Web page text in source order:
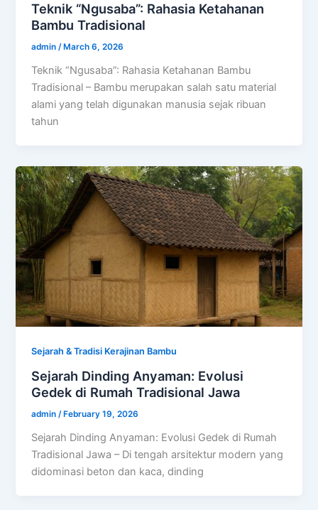
Teknik “Ngusaba”: Rahasia Ketahanan
Bambu Tradisional
admin/ March 6, 2026
Teknik “Ngusaba”: Rahasia Ketahanan Bambu
Tradisional – Bambu merupakan salah satu material
alami yang telah digunakan manusia sejak ribuan
tahun
Sejarah & Tradisi Kerajinan Bambu
Sejarah Dinding Anyaman: Evolusi
Gedek di Rumah Tradisional Jawa
admin/ February 19, 2026
Sejarah Dinding Anyaman: Evolusi Gedek di Rumah
Tradisional Jawa – Di tengah arsitektur modern yang
didominasi beton dan kaca, dinding